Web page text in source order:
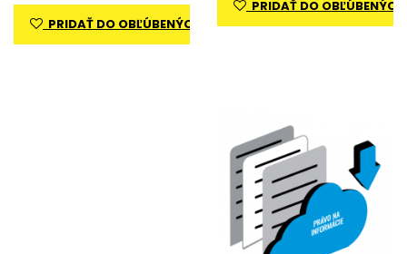
PRIDAŤ DO OBĽÚBENÝCH
PRIDAŤ DO OBĽÚBENÝCH